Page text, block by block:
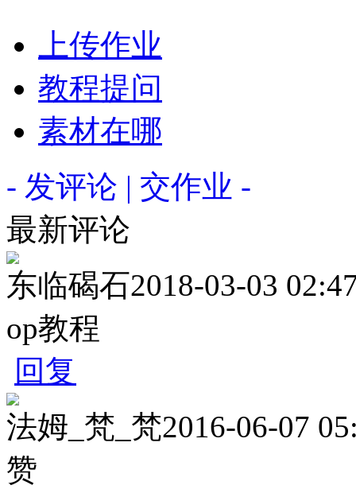
上传作业
教程提问
素材在哪
- 发评论 | 交作业 -
最新评论
东临碣石2018-03-03
op教程
回复
法姆_梵_梵2016-06-07
赞